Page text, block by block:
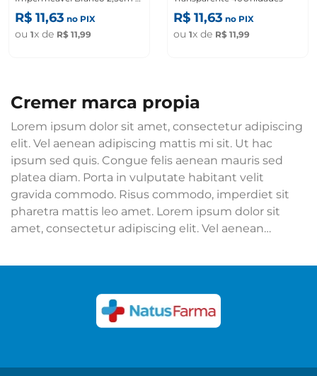
4,5M
R$ 11,63 no PIX
ou 1x de R$ 11,99
R$ 11,63 no PIX
ou 1x de R$ 11,99
cremer marca propia
Lorem ipsum dolor sit amet, consectetur adipiscing
elit. Vel aenean adipiscing mattis mi sit. Ut hac
ipsum sed quis. Congue felis aenean mauris sed
platea diam. Porta in vulputate habitant velit
gravida commodo. Risus commodo, imperdiet sit
pharetra mattis leo amet. Lorem ipsum dolor sit
amet, consectetur adipiscing elit. Vel aenean
Congue felis aenean mauris sed platea diam. Porta
commodo, imperdiet sit pharetra mattis leo amet.